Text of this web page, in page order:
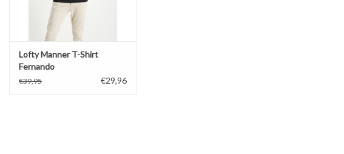
Lofty Manner T-Shirt
Fernando
€39,95 €29,96